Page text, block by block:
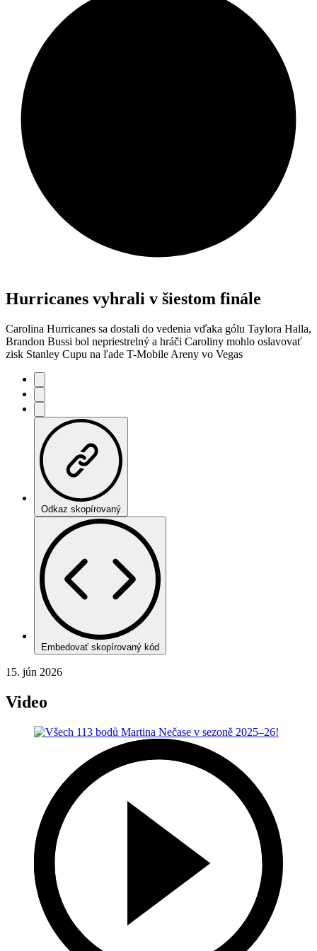
Hurricanes vyhrali v šiestom finále
Carolina Hurricanes sa dostali do vedenia vďaka gólu Taylora Halla,
Brandon Bussi bol nepriestrelný a hráči Caroliny mohlo oslavovať
zisk Stanley Cupu na ľade T-Mobile Areny vo Vegas
Odkaz skopírovaný
Embedovať skopírovaný kód
15. jún 2026
Video